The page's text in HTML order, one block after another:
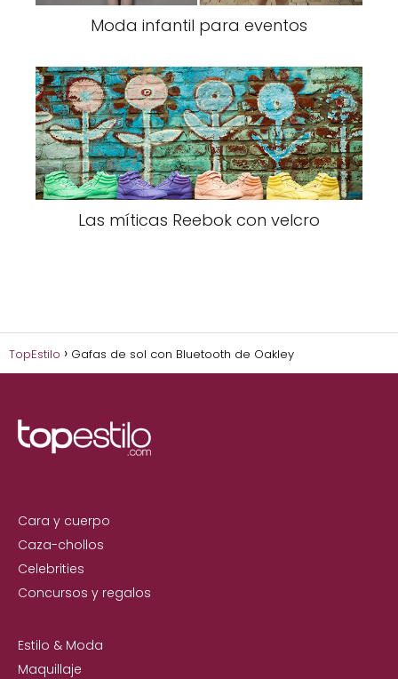
Moda infantil para eventos
Las míticas Reebok con velcro
TopEstilo Gafas de sol con Bluetooth de Oakley
Cara y cuerpo
Caza-chollos
Celebrities
Concursos y regalos
Estilo & Moda
Maquillaje